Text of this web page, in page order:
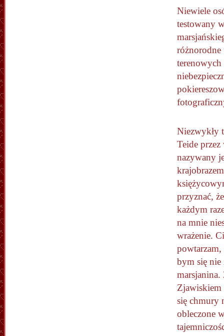
Niewiele
testowany
różnorodne
Niezwykły
Teide
nazywany
krajobrazem
przyznać,
każdym
na mnie
wrażenie.
powtarzam,
bym się nie
Zjawiskiem
się chmury
obleczone